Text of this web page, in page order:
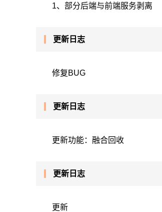
1、部分后端与前端服务剥离
更新日志
修复BUG
更新日志
更新功能：融合回收
更新日志
更新